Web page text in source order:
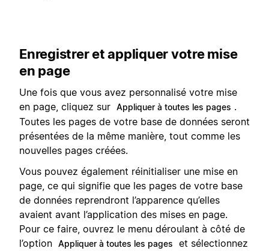
Enregistrer et appliquer votre mise
en page
Une fois que vous avez personnalisé votre mise
en page, cliquez sur Appliquer à toutes les pages .
Toutes les pages de votre base de données seront
présentées de la même manière, tout comme les
nouvelles pages créées.
Vous pouvez également réinitialiser une mise en
page, ce qui signifie que les pages de votre base
de données reprendront l’apparence qu’elles
avaient avant l’application des mises en page.
Pour ce faire, ouvrez le menu déroulant à côté de
l’option Appliquer à toutes les pages et sélectionnez